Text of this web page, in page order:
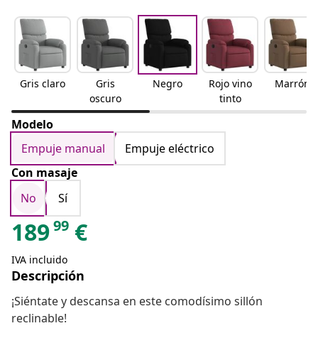
Gris claro
Gris
oscuro
Negro
Rojo vino
tinto
Marrón
Modelo
Empuje manual
Empuje eléctrico
Con masaje
No
Sí
18999 €
IVA incluido
Descripción
¡Siéntate y descansa en este comodísimo sillón
reclinable!